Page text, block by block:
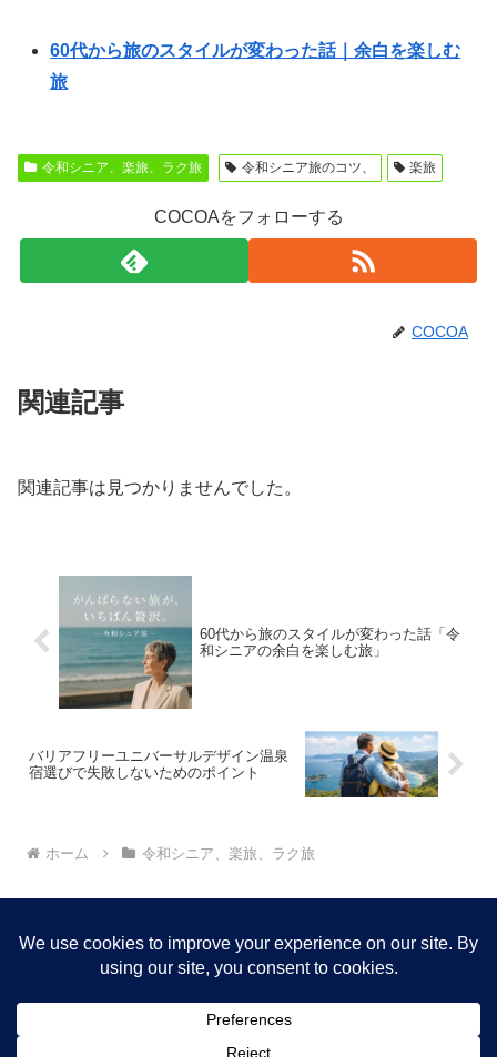
60代から旅のスタイルが変わった話｜余白を楽しむ
旅
令和シニア、楽旅、ラク旅 令和シニア旅のコツ、 楽旅
COCOAをフォローする
COCOA
関連記事
関連記事は見つかりませんでした。
60代から旅のスタイルが変わった話「令
和シニアの余白を楽しむ旅」
バリアフリーユニバーサルデザイン温泉
宿選びで失敗しないためのポイント
ホーム 令和シニア、楽旅、ラク旅